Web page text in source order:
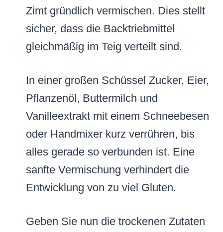
Zimt gründlich vermischen. Dies stellt
sicher, dass die Backtriebmittel
gleichmäßig im Teig verteilt sind.
In einer großen Schüssel Zucker, Eier,
Pflanzenöl, Buttermilch und
Vanilleextrakt mit einem Schneebesen
oder Handmixer kurz verrühren, bis
alles gerade so verbunden ist. Eine
sanfte Vermischung verhindert die
Entwicklung von zu viel Gluten.
Geben Sie nun die trockenen Zutaten